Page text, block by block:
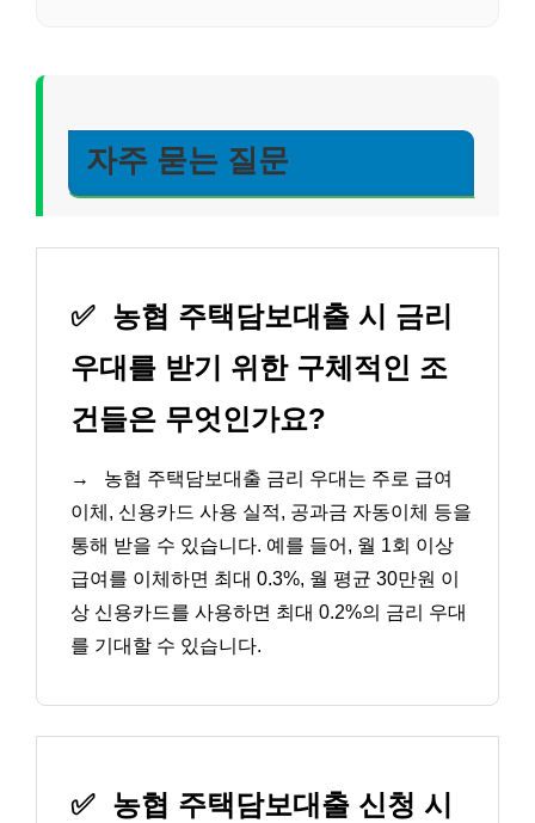
자주 묻는 질문
✅ 농협 주택담보대출 시 금리
우대를 받기 위한 구체적인 조
건들은 무엇인가요?
→
농협 주택담보대출 금리 우대는 주로 급여
이체, 신용카드 사용 실적, 공과금 자동이체 등을
통해 받을 수 있습니다. 예를 들어, 월 1회 이상
급여를 이체하면 최대 0.3%, 월 평균 30만원 이
상 신용카드를 사용하면 최대 0.2%의 금리 우대
를 기대할 수 있습니다.
✅ 농협 주택담보대출 신청 시